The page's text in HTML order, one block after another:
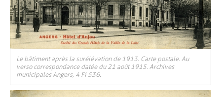
Le bâtiment après la surélévation de 1913. Carte postale. Au
verso correspondance datée du 21 août 1915. Archives
municipales Angers, 4 Fi 536.